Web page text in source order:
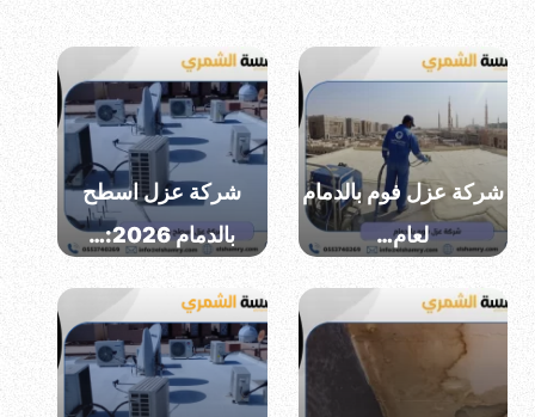
شركة عزل فوم بالدمام
لعام…
شركة عزل اسطح
بالدمام 2026:…